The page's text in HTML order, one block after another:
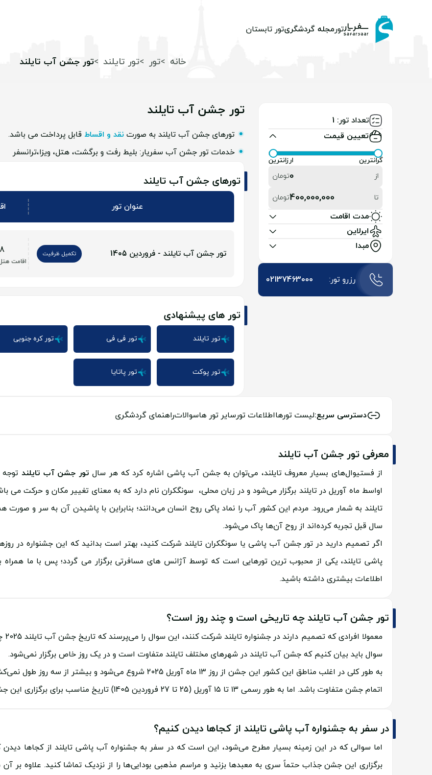
تورمجله گردشگریتور تابستان
خانه تور تور تایلند تور جشن آب تایلند
تعداد تور: 1
تعیین قیمت
گرانترین
ارزانترین
از
0تومان
تا 400,000,000تومان
مدت اقامت
ایرلاین
مبدا
رزرو تور: 02137463000
تور جشن آب تایلند
تورهای جشن آب تایلند به صورت نقد و اقساط قابل پرداخت می باشد.
خدمات تور جشن آب سفریار: بلیط رفت و برگشت، هتل، ویزا،ترانسفر
تورهای جشن آب تایلند
عنوان تور
تور جشن آب تایلند - فروردین 1405 تکمیل ظرفیت 8 روز
اقامت هتل 3 تا 5
تور های پیشنهادی
تور تایلند تور فی فی تور کره جنوبی
تور پوکت تور پاتایا
دسترسی سریع:لیست تورهااطلاعات تورسایر تور هاسوالاتراهنمای گردشگری
معرفی تور جشن آب تایلند
از فستیوال‌های بسیار معروف تایلند، می‌توان به جشن آب پاشی اشاره کرد که هر سال تور جشن آب تایلند
اواسط ماه آوریل در تایلند برگزار می‌شود و در زبان محلی، سونگکران نام دارد که به معنای تغییر مکان و
تایلند به شمار می‌رود. مردم این کشور آب را نماد پاکی روح انسان می‌دانند؛ بنابراین با پاشیدن آن به سر و
سال قبل تجربه کرده‌اند از روح آن‌ها پاک می‌شود.
اگر تصمیم دارید در تور جشن آب پاشی یا سونگکران تایلند شرکت کنید، بهتر است بدانید که این جشنواره در
پاشی تایلند، یکی از محبوب ترین تورهایی است که توسط آژانس های مسافرتی برگزار می گردد؛ پس با ما
اطلاعات بیشتری داشته باشید.
تور جشن آب تایلند چه تاریخی است و چند روز است؟
سوال باید بیان کنیم که جشن آب تایلند در شهرهای مختلف تایلند متفاوت است و در یک روز خاص برگزار نمی‌شود.
به طور کلی در اغلب مناطق این کشور این جشن از روز ۱۳ ماه آوریل 2025
اتمام جشن متفاوت باشد. اما به طور رسمی ۱۳ تا ۱۵ آوریل (25 تا 27 فروردین 1405) تاریخ مناسب برای برگزاری این جشن است و نهایتاً بیشتر از یک هفته طول نمی‌کشد.
در سفر به جشنواره آب پاشی تایلند از کجاها دیدن کنیم؟
اما سوالی که در این زمینه بسیار مطرح می‌شود، این است که در سفر به جشنواره آب پاشی تایلند از کجاها
برگزاری این جشن جذاب حتماً سری به معبدها بزنید و مراسم مذهبی بودایی‌ها را از نزدیک تماشا کنید. علاوه بر